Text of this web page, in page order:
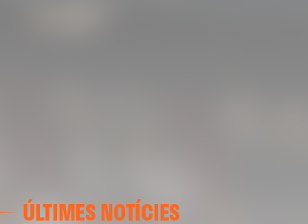
ÚLTIMES NOTÍCIES